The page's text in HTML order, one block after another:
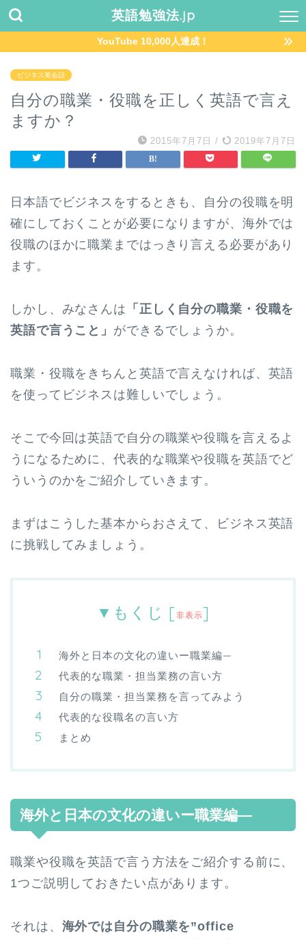
英語勉強法.jp
YouTube 10,000人達成！
ビジネス英会話
自分の職業・役職を正しく英語で言え
ますか？
2015年7月7日 / 2019年7月7日
日本語でビジネスをするときも、自分の役職を明
確にしておくことが必要になりますが、海外では
役職のほかに職業まではっきり言える必要があり
ます。
しかし、みなさんは 「正しく自分の職業・役職を
英語で言うこと」 ができるでしょうか。
職業・役職をきちんと英語で言えなければ、英語
を使ってビジネスは難しいでしょう。
そこで今回は英語で自分の職業や役職を言えるよ
うになるために、代表的な職業や役職を英語でど
ういうのかをご紹介していきます。
まずはこうした基本からおさえて、ビジネス英語
に挑戦してみましょう。
▼もくじ [ 非表示]
海外と日本の文化の違いー職業編—
代表的な職業・担当業務の言い方
自分の職業・担当業務を言ってみよう
代表的な役職名の言い方
まとめ
海外と日本の文化の違いー職業編—
職業や役職を英語で言う方法をご紹介する前に、
1つご説明しておきたい点があります。
それは、 海外では自分の職業を”office